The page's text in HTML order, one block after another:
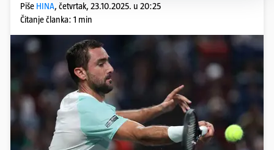
Piše HINA, četvrtak, 23.10.2025. u 20:25
Čitanje članka: 1 min